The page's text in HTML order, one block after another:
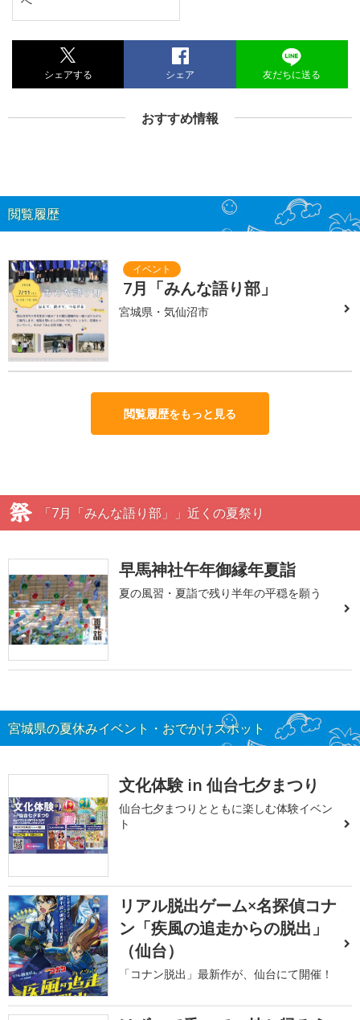
シェアする シェア 友だちに送る
おすすめ情報
閲覧履歴
7月「みんな語り部」
宮城県・気仙沼市
閲覧履歴をもっと見る
「7月「みんな語り部」」近くの夏祭り
早馬神社午年御縁年夏詣
夏の風習・夏詣で残り半年の平穏を願う
宮城県の夏休みイベント・おでかけスポット
文化体験 in 仙台七夕まつり
仙台七夕まつりとともに楽しむ体験イベン
ト
リアル脱出ゲーム×名探偵コナ
ン「疾風の追走からの脱出」
（仙台）
「コナン脱出」最新作が、仙台にて開催！